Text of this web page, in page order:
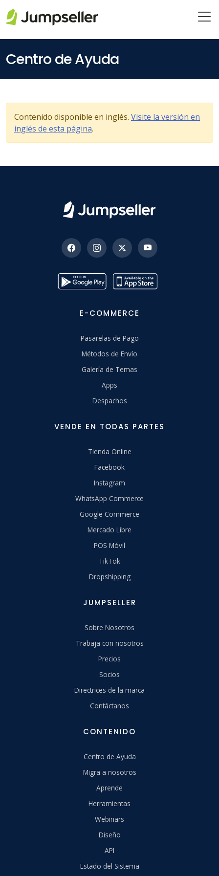
Centro de Ayuda
Contenido disponible en inglés. Visite la versión en
inglés de esta página.
E-COMMERCE
Pasarelas de Pago
Métodos de Envío
Galería de Temas
Apps
Despachos
VENDE EN TODAS PARTES
Tienda Online
Facebook
Instagram
WhatsApp Commerce
Google Commerce
Mercado Libre
POS Móvil
TikTok
Dropshipping
JUMPSELLER
Sobre Nosotros
Trabaja con nosotros
Precios
Socios
Directrices de la marca
Contáctanos
CONTENIDO
Centro de Ayuda
Migra a nosotros
Aprende
Herramientas
Webinars
Diseño
API
Estado del Sistema